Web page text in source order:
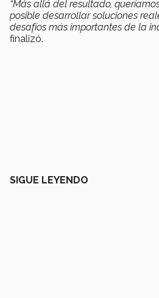
“Más allá del resultado,
posible desarrollar soluciones
desafíos más importantes de la
finalizó.
SIGUE LEYENDO